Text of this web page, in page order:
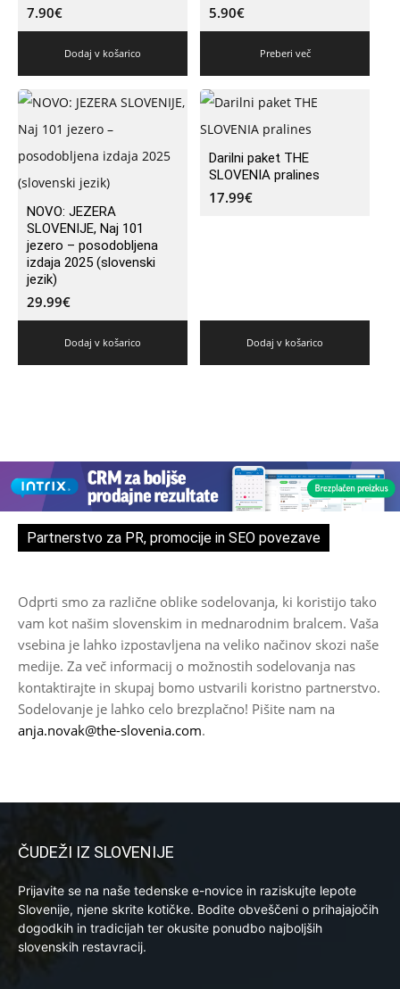
7.90€
Dodaj v košarico
5.90€
Preberi več
NOVO: JEZERA
SLOVENIJE, Naj 101
jezero – posodobljena
izdaja 2025 (slovenski
jezik)
29.99€
Dodaj v košarico
Darilni paket THE
SLOVENIA pralines
17.99€
Dodaj v košarico
Partnerstvo za PR, promocije in SEO povezave
Odprti smo za različne oblike sodelovanja, ki koristijo tako
vam kot našim slovenskim in mednarodnim bralcem. Vaša
vsebina je lahko izpostavljena na veliko načinov skozi naše
medije. Za več informacij o možnostih sodelovanja nas
kontaktirajte in skupaj bomo ustvarili koristno partnerstvo.
Sodelovanje je lahko celo brezplačno! Pišite nam na
anja.novak@the-slovenia.com.
ČUDEŽI IZ SLOVENIJE
Prijavite se na naše tedenske e-novice in raziskujte lepote
Slovenije, njene skrite kotičke. Bodite obveščeni o prihajajočih
dogodkih in tradicijah ter okusite ponudbo najboljših
slovenskih restavracij.